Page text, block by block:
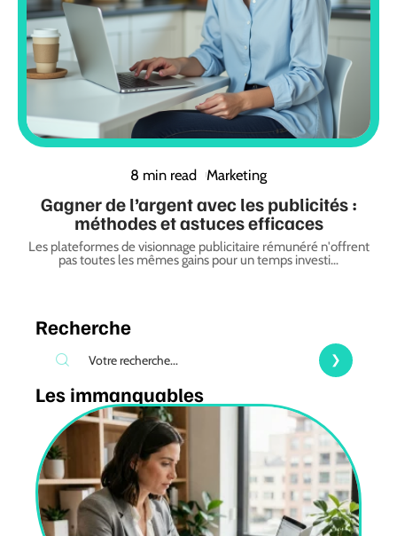
8 min read Marketing
Gagner de l’argent avec les publicités :
méthodes et astuces efficaces
Les plateformes de visionnage publicitaire rémunéré n'offrent
pas toutes les mêmes gains pour un temps investi…
Recherche
Les immanquables